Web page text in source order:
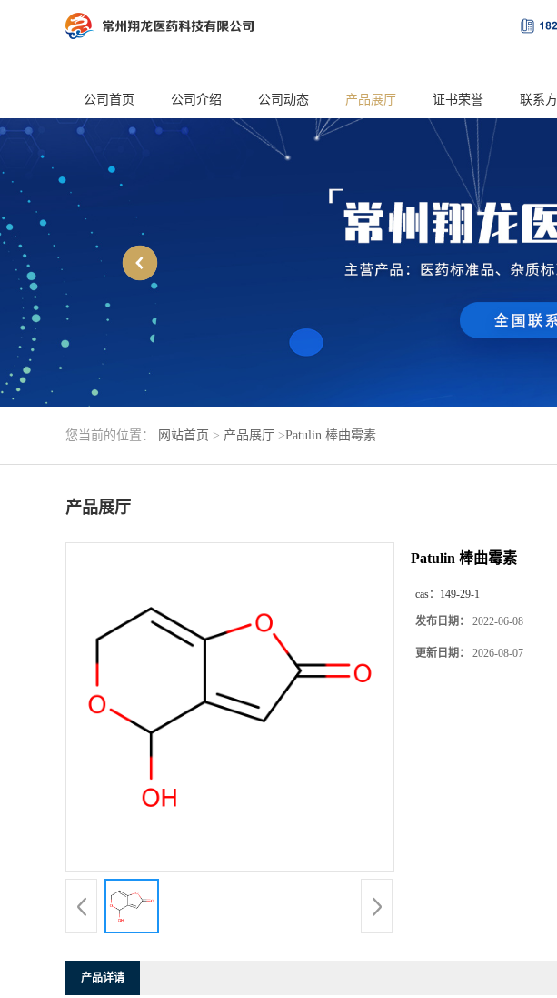
公司首页 公司介绍 公司动态 产品展厅 证书荣誉 联系
您当前的位置： 网站首页 > 产品展厅 >Patulin 棒曲霉素
产品展厅
Patulin 棒曲霉素
cas： 149-29-1
发布日期： 2022-06-08
更新日期： 2026-08-07
产品详请